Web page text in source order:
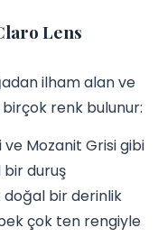
Lens
ilham alan ve
renk bulunur:
ve Mozanit Grisi gibi
duruş
doğal bir derinlik
çok ten rengiyle